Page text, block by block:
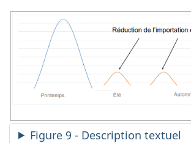
Figure 9 - Description textuel